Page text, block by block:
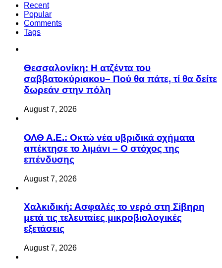
Recent
Popular
Comments
Tags
Θεσσαλονίκη: Η ατζέντα του
σαββατοκύριακου– Πού θα πάτε, τί θα δείτε
δωρεάν στην πόλη
August 7, 2026
ΟΛΘ Α.Ε.: Οκτώ νέα υβριδικά οχήματα
απέκτησε το λιμάνι – Ο στόχος της
επένδυσης
August 7, 2026
Χαλκιδική: Ασφαλές το νερό στη Σίβηρη
μετά τις τελευταίες μικροβιολογικές
εξετάσεις
August 7, 2026